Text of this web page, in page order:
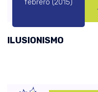
febrero (2015)
ILUSIONISMO